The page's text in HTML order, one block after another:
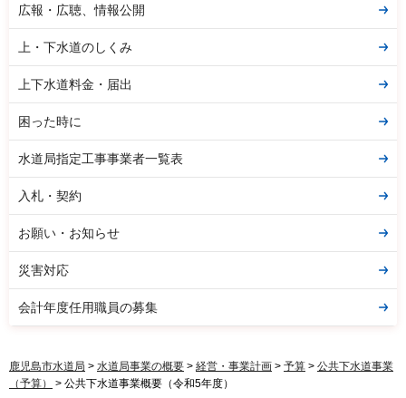
広報・広聴、情報公開
上・下水道のしくみ
上下水道料金・届出
困った時に
水道局指定工事事業者一覧表
入札・契約
お願い・お知らせ
災害対応
会計年度任用職員の募集
鹿児島市水道局 > 水道局事業の概要 > 経営・事業計画 > 予算 > 公共下水道事業
（予算）
> 公共下水道事業概要（令和5年度）